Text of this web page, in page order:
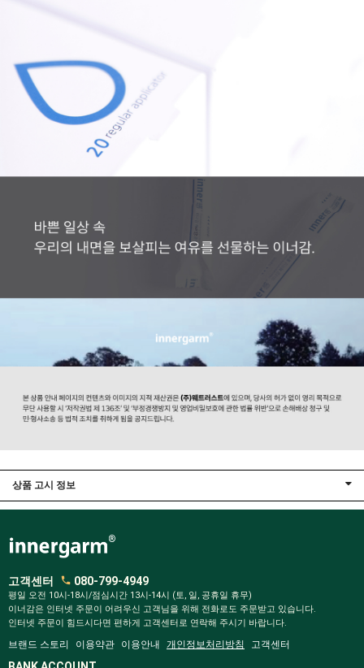
상품 고시 정보
고객센터 080-799-4949
평일 오전 10시-18시/점심시간 13시-14시 (토, 일, 공휴일 휴무)
이너감은 인터넷 주문이 어려우신 고객님을 위해 전화로도 주문받고 있습니다.
인터넷 주문이 힘드시다면 편하게 고객센터로 연락해 주시기 바랍니다.
브랜드 스토리 이용약관 이용안내 개인정보처리방침 고객센터